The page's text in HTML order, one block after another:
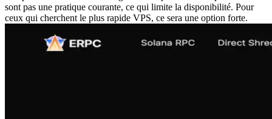
sont pas une pratique courante, ce qui limite la disponibilité. Pour
ceux qui cherchent le plus rapide VPS, ce sera une option forte.